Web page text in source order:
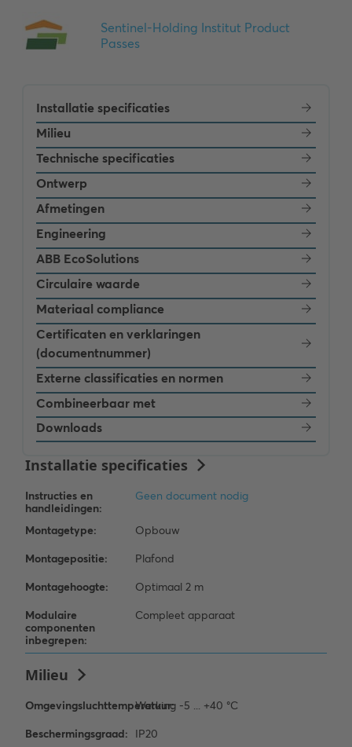
Installatie specificaties
Milieu
Technische specificaties
Ontwerp
Afmetingen
Engineering
ABB EcoSolutions
Circulaire waarde
Materiaal compliance
Certificaten en verklaringen
(documentnummer)
Externe classificaties en normen
Combineerbaar met
Downloads